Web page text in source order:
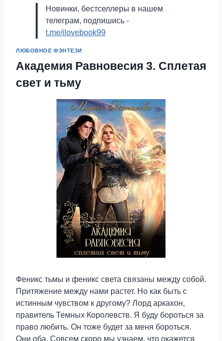
Новинки, бестселлеры в нашем
телеграм, подпишись -
t.me/ilovebook99
ЛЮБОВНОЕ ФЭНТЕЗИ
Академия Равновесия 3. Сплетая
свет и тьму
Феникс тьмы и феникс света связаны между собой.
Притяжение между нами растет. Но как быть с
истинным чувством к другому? Лорд аркахон,
правитель Темных Королевств. Я буду бороться за
право любить. Он тоже будет за меня бороться.
Они оба. Совсем скоро мы узнаем, что окажется